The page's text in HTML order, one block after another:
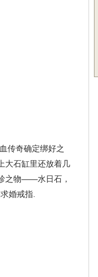
传奇确定绑好之
大石缸里还放着几
之物——水日石，
婚戒指.